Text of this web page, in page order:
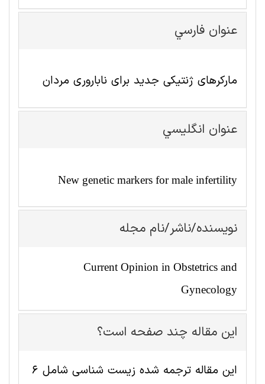
عنوان فارسي
مارکرهای ژنتیکی جدید برای ناباروری مردان
عنوان انگليسي
New genetic markers for male infertility
نویسنده/ناشر/نام مجله
Current Opinion in Obstetrics and
Gynecology
این مقاله چند صفحه است؟
این مقاله ترجمه شده زیست شناسی شامل 6